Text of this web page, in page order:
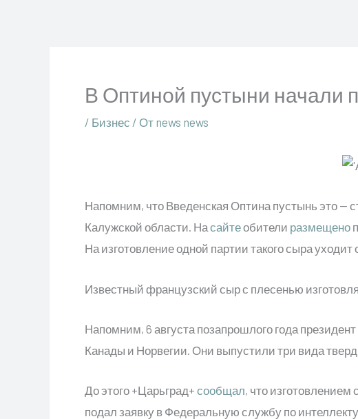
В Оптиной пустыни начали
/ Бизнес / От news news
Напомним, что Введенская Оптина пустынь это —
Калужской области. Насайтеобители размещено
На изготовление одной партии такого сыра уходит
Известный французский сыр с плесенью
Напомним, 6 августа позапрошлого года
Канады и Норвегии. Они выпустили три вида
До этого +Царьград+ сообщал, что
подал заявку в Федеральную службу по